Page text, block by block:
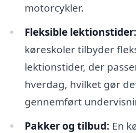
motorcykler.
Fleksible lektionstider:
køreskoler tilbyder
lektionstider, der
hverdag, hvilket gør
gennemført
Pakker og tilbud: En